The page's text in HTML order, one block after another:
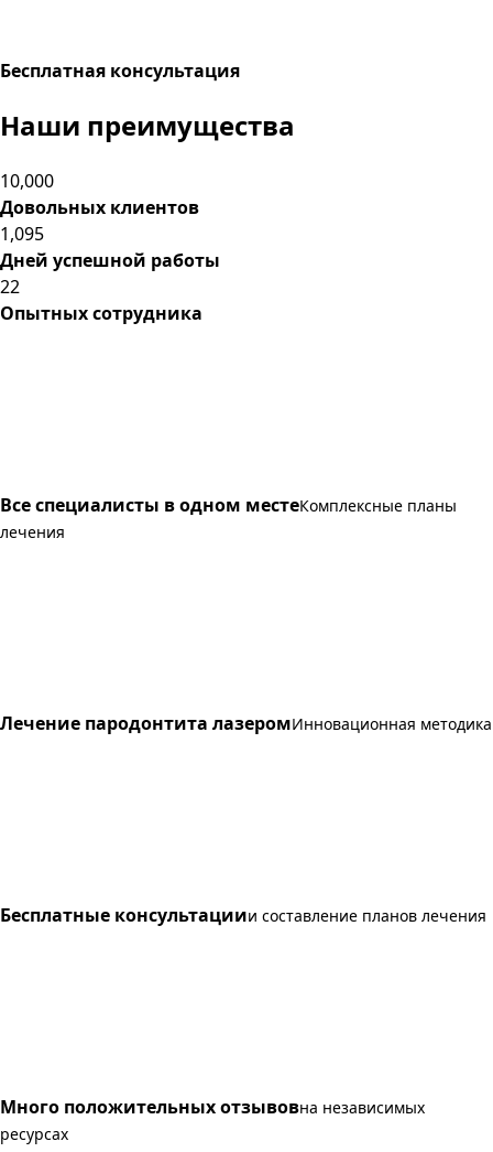
Бесплатная консультация
Наши преимущества
10,000
Довольных клиентов
1,095
Дней успешной работы
22
Опытных сотрудника
Все специалисты в одном местеКомплексные планы
лечения
Лечение пародонтита лазеромИнновационная методика
Бесплатные консультациии составление планов лечения
Много положительных отзывовна независимых
ресурсах